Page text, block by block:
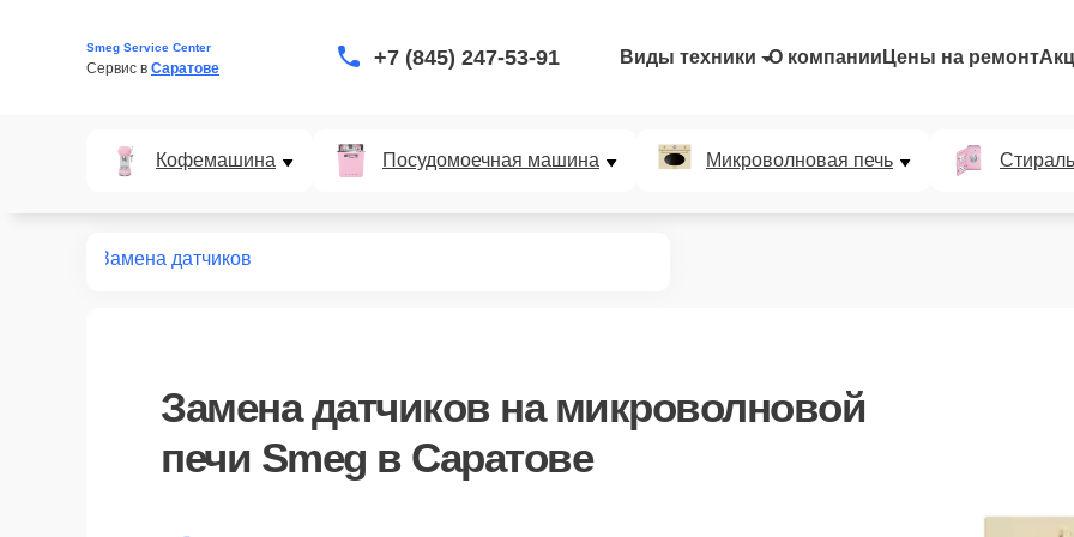
Smeg Service Center
Сервис в Саратове +7 (845) 247-53-91 Виды техники О компании Цены на ремонт
Кофемашина Посудомоечная машина Микроволновая печь
Замена датчиков
Замена датчиковна микроволновой
печи Smeg в Саратове